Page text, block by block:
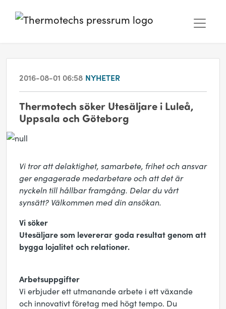
2016-08-01 06:58 NYHETER
Thermotech söker Utesäljare i Luleå,
Uppsala och Göteborg
Vi tror att delaktighet, samarbete, frihet och ansvar
ger engagerade medarbetare och att det är
nyckeln till hållbar framgång. Delar du vårt
synsätt? Välkommen med din ansökan.
Vi söker
Utesäljare som levererar goda resultat genom att
bygga lojalitet och relationer.
Arbetsuppgifter
Vi erbjuder ett utmanande arbete i ett växande
och innovativt företag med högt tempo. Du